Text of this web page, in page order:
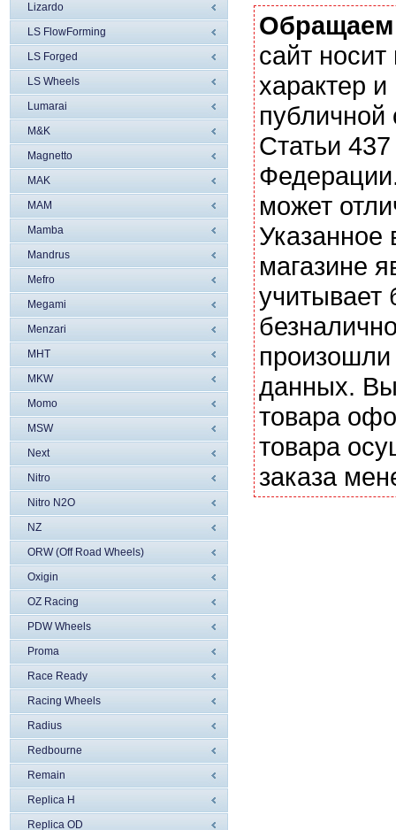
Lizardo
LS FlowForming
LS Forged
LS Wheels
Lumarai
M&K
Magnetto
MAK
MAM
Mamba
Mandrus
Mefro
Megami
Menzari
MHT
MKW
Momo
MSW
Next
Nitro
Nitro N2O
NZ
ORW (Off Road Wheels)
Oxigin
OZ Racing
PDW Wheels
Proma
Race Ready
Racing Wheels
Radius
Redbourne
Remain
Replica H
Replica OD
сайт
характер
Статьи
может
магазине
учитывает
данных. Вы
товара
товара
заказа